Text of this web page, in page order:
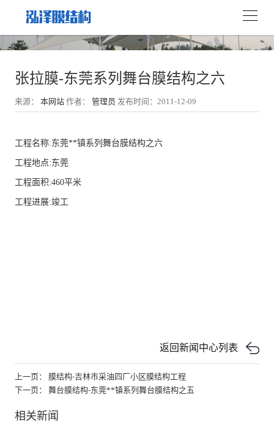
张拉膜-东莞系列舞台膜结构之六
来源： 本网站 作者： 管理员 发布时间：2011-12-09
工程名称:东莞**镇系列舞台膜结构之六
工程地点:东莞
工程面积:460平米
工程进展:竣工
返回新闻中心列表
上一页： 膜结构-吉林市采油四厂小区膜结构工程
下一页： 舞台膜结构-东莞**镇系列舞台膜结构之五
相关新闻